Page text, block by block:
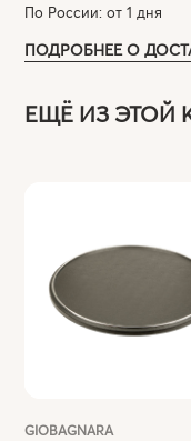
По России: от 1 дня
ПОДРОБНЕЕ О
ЕЩЁ ИЗ ЭТОЙ
GIOBAGNARA